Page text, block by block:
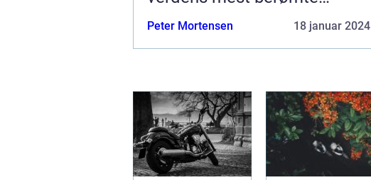
cykelløb
Peter Mortensen 18 januar 2024